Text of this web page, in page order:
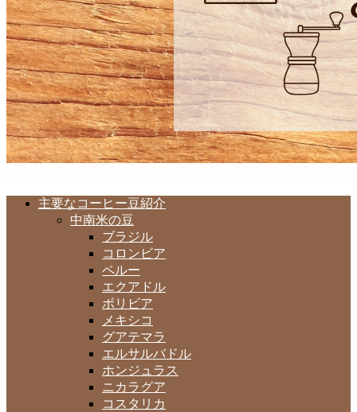
主要なコーヒー豆紹介
中南米の豆
ブラジル
コロンビア
ペルー
エクアドル
ボリビア
メキシコ
グアテマラ
エルサルバドル
ホンジュラス
ニカラグア
コスタリカ